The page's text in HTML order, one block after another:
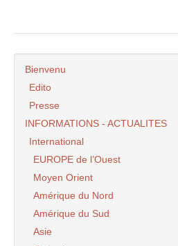
Bienvenu
Edito
Presse
INFORMATIONS - ACTUALITES
International
EUROPE de l’Ouest
Moyen Orient
Amérique du Nord
Amérique du Sud
Asie